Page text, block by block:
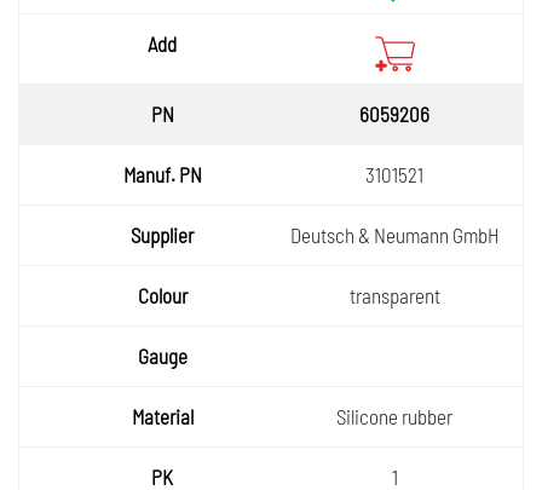
6059206
3101521
Deutsch & Neumann GmbH
transparent
Silicone rubber
1